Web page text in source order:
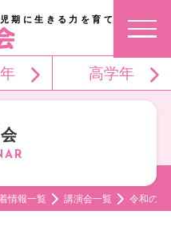
期に生きる力を育てる。
高学年
情報一覧 講演会一覧 令和の母